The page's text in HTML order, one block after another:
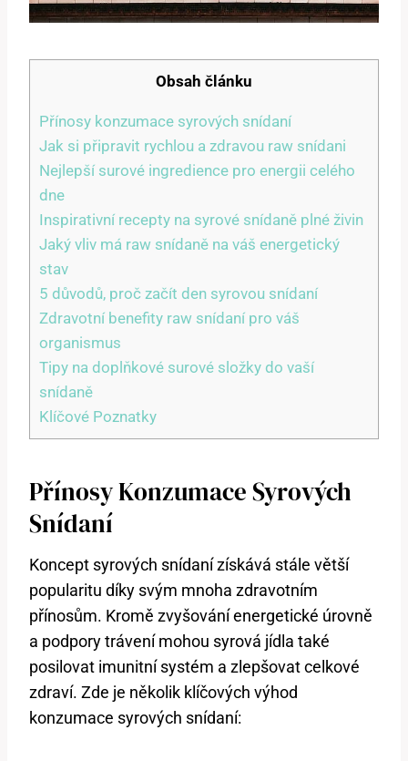
Obsah článku
Přínosy konzumace syrových snídaní
Jak si připravit rychlou a zdravou raw snídani
Nejlepší surové ingredience pro energii celého
dne
Inspirativní recepty na syrové snídaně plné živin
Jaký vliv má raw snídaně na váš energetický
stav
5 důvodů, proč začít den syrovou snídaní
Zdravotní benefity raw snídaní pro váš
organismus
Tipy na doplňkové surové složky do vaší
snídaně
Klíčové Poznatky
Přínosy Konzumace Syrových
Snídaní
Koncept syrových snídaní získává stále větší
popularitu díky svým mnoha zdravotním
přínosům. Kromě zvyšování energetické úrovně
a podpory trávení mohou syrová jídla také
posilovat imunitní systém a zlepšovat celkové
zdraví. Zde je několik klíčových výhod
konzumace syrových snídaní: